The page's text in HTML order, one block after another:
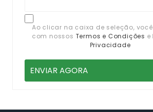
Ao clicar na caixa de seleção,
com nossos Termos e Condições e
Privacidade